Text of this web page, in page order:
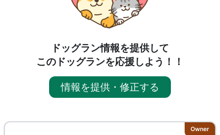
ドッグラン情報を提供して
このドッグランを応援しよう！！
情報を提供・修正する
Owner